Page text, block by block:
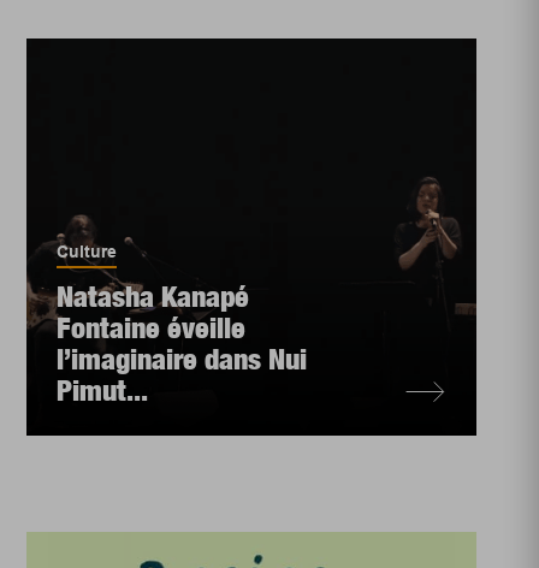
Culture
Natasha Kanapé
Fontaine éveille
l’imaginaire dans Nui
Pimut...